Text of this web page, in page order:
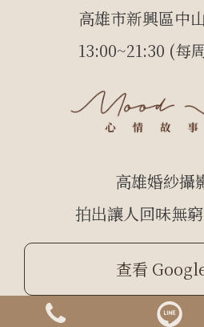
查看
高雄婚紗攝
拍出讓人回味無
高雄市新興區中
13:00~21:30 (每